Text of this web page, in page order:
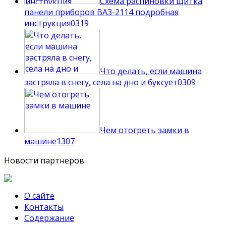
панели приборов ВАЗ-2114 подробная
инструкция0319
Что делать, если машина
застряла в снегу, села на дно и буксует0309
Чем отогреть замки в
машине1307
Новости партнеров
О сайте
Контакты
Содержание